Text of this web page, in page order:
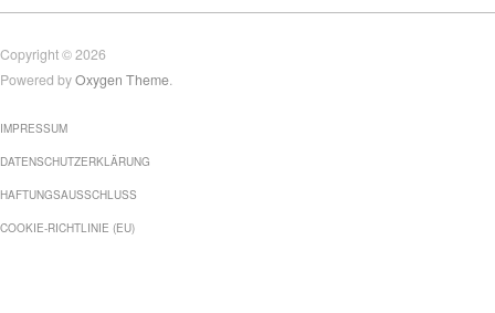
Copyright © 2026
Powered byOxygen Theme.
IMPRESSUM
DATENSCHUTZERKLÄRUNG
HAFTUNGSAUSSCHLUSS
COOKIE-RICHTLINIE (EU)